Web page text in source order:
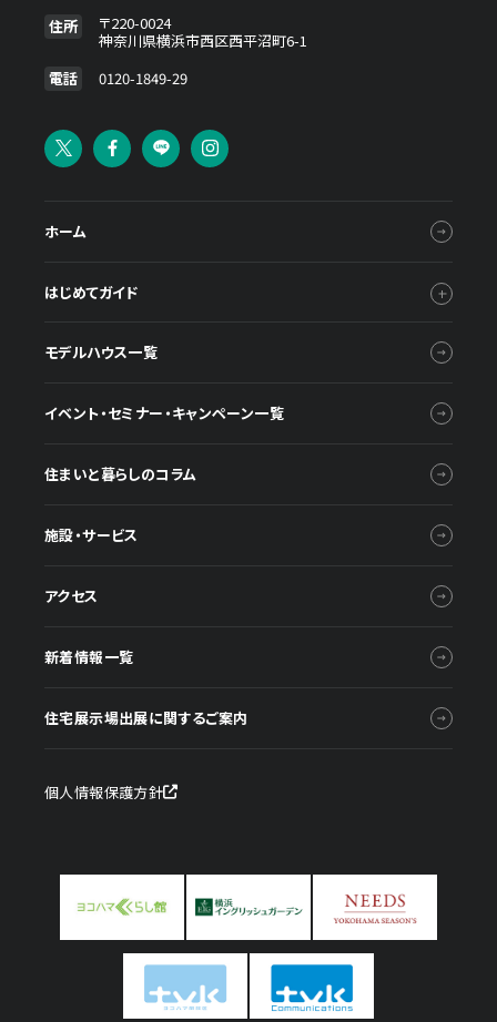
住所
〒220-0024
神奈川県横浜市西区西平沼町6-1
電話
0120-1849-29
ホーム
はじめてガイド
モデルハウス一覧
イベント・セミナー・キャンペーン一覧
住まいと暮らしのコラム
施設・サービス
アクセス
新着情報一覧
住宅展示場出展に関するご案内
個人情報保護方針